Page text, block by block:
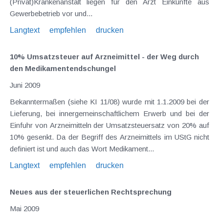
Gewerbebetrieb vor und...
Langtext
empfehlen drucken
10% Umsatzsteuer auf Arzneimittel - der Weg durch
den Medikamentendschungel
Juni 2009
Bekanntermaßen (siehe KI 11/08) wurde mit 1.1.2009 bei der
Lieferung, bei innergemeinschaftlichem Erwerb und bei der
Einfuhr von Arzneimitteln der Umsatzsteuersatz von 20% auf
10% gesenkt. Da der Begriff des Arzneimittels im UStG nicht
definiert ist und auch das Wort Medikament...
Langtext
empfehlen drucken
Neues aus der steuerlichen Rechtsprechung
Mai 2009